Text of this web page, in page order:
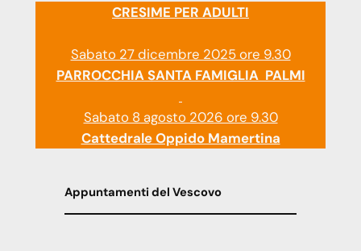
CRESIME PER ADULTI
Sabato 27 dicembre 2025 ore 9.30
PARROCCHIA SANTA FAMIGLIA PALMI
Sabato 8 agosto 2026 ore 9.30
Cattedrale Oppido Mamertina
Appuntamenti del Vescovo